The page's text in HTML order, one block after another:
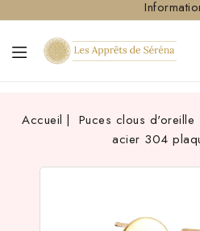
Accueil
Puces clous d'oreille
acier 304